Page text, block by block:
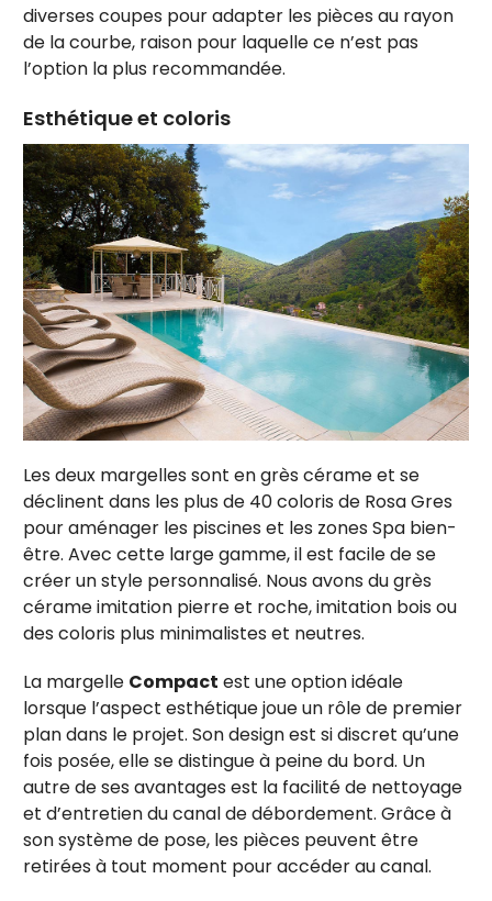
diverses coupes pour adapter les pièces au rayon
de la courbe, raison pour laquelle ce n’est pas
l’option la plus recommandée.
Esthétique et coloris
Les deux margelles sont en grès cérame et se
déclinent dans les plus de 40 coloris de Rosa Gres
pour aménager les piscines et les zones Spa bien-
être. Avec cette large gamme, il est facile de se
créer un style personnalisé. Nous avons du grès
cérame imitation pierre et roche, imitation bois ou
des coloris plus minimalistes et neutres.
La margelle Compact est une option idéale
lorsque l’aspect esthétique joue un rôle de premier
plan dans le projet. Son design est si discret qu’une
fois posée, elle se distingue à peine du bord. Un
autre de ses avantages est la facilité de nettoyage
et d’entretien du canal de débordement. Grâce à
son système de pose, les pièces peuvent être
retirées à tout moment pour accéder au canal.